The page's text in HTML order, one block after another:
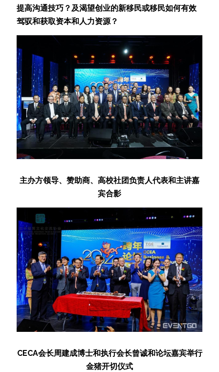
提高沟通技巧？及渴望创业的新移民或移民如何有效
驾驭和获取资本和人力资源？
主办方领导、赞助商、高校社团负责人代表和主讲嘉
宾合影
CECA会长周建成博士和执行会长曾诚和论坛嘉宾举行
金猪开切仪式